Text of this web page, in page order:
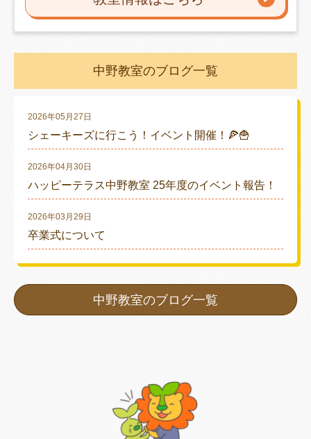
中野教室のブログ一覧
2026年05月27日
シェーキーズに行こう！イベント開催！🍕🍟
2026年04月30日
ハッピーテラス中野教室 25年度のイベント報告！
2026年03月29日
卒業式について
中野教室のブログ一覧